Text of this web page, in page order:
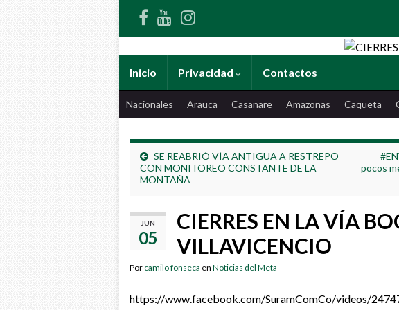
Inicio Privacidad Contactos
Nacionales Arauca Casanare Amazonas Caqueta
SE REABRIÓ VÍA ANTIGUA A RESTREPO
CON MONITOREO CONSTANTE DE LA
MONTAÑA
pocos
JUN
05
CIERRES EN LA VÍA
VILLAVICENCIO
Por camilo fonseca en Noticias del Meta
https://www.facebook.com/SuramComCo/videos/